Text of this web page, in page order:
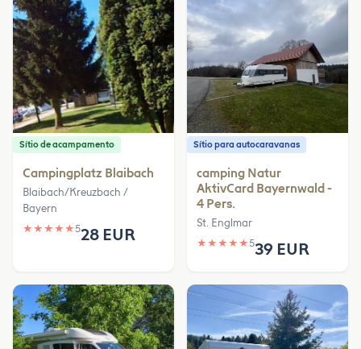
Sítio de acampamento
Campingplatz Blaibach
Blaibach/Kreuzbach /
Bayern
★ ★ ★ ★ ★528 EUR
Sítio para autocaravanas
camping Natur
AktivCard Bayernwald -
4 Pers.
St. Englmar
★ ★ ★ ★ ★539 EUR